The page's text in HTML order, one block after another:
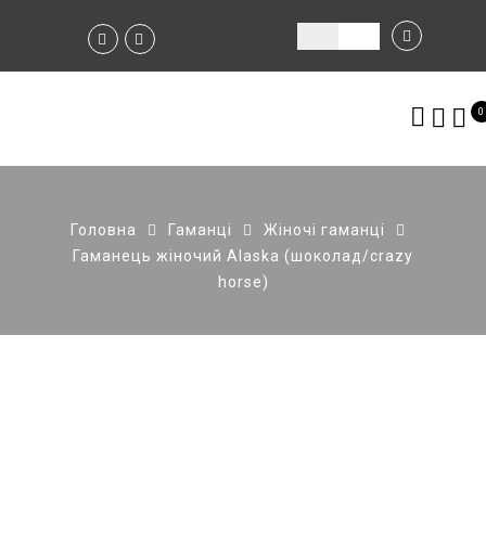
0
Головна Гаманці
Жіночі гаманці
Гаманець жіночий Alaska (шоколад/crazy
horse)